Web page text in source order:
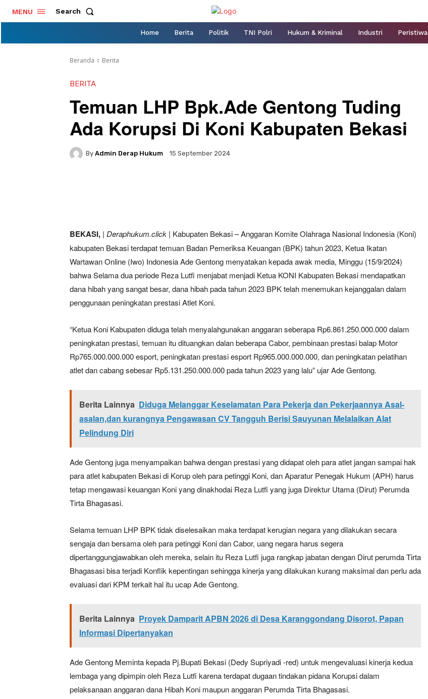
MENU Search
Home Berita Politik TNI Polri Hukum & Kriminal Industri Peristiwa
Beranda Berita
BERITA
Temuan LHP Bpk.Ade Gentong Tuding
Ada Korupsi Di Koni Kabupaten Bekasi
By Admin Derap Hukum 15 September 2024
BEKASI, | Deraphukum.click | Kabupaten Bekasi – Anggaran Komite Olahraga Nasional Indonesia (Koni)
kabupaten Bekasi terdapat temuan Badan Pemeriksa Keuangan (BPK) tahun 2023, Ketua Ikatan
Wartawan Online (Iwo) Indonesia Ade Gentong menyatakan kepada awak media, Minggu (15/9/2024)
bahwa Selama dua periode Reza Lutfi menjabat menjadi Ketua KONI Kabupaten Bekasi mendapatkan
dana hibah yang sangat besar, dana hibah pada tahun 2023 BPK telah menemukan kejanggalan dalam
penggunaan peningkatan prestasi Atlet Koni.
“Ketua Koni Kabupaten diduga telah menyalahgunakan anggaran seberapa Rp6.861.250.000.000 dalam
peningkatan prestasi, temuan itu dituangkan dalan beberapa Cabor, pembinaan prestasi balap Motor
Rp765.000.000.000 esport, peningkatan prestasi esport Rp965.000.000.000, dan peningkatan pelatihan
atlet dan cabang sebesar Rp5.131.250.000.000 pada tahun 2023 yang lalu” ujar Ade Gentong.
Berita Lainnya Diduga Melanggar Keselamatan Para Pekerja dan Pekerjaannya Asal-
asalan,dan kurangnya Pengawasan CV Tangguh Berisi Sauyunan Melalaikan Alat
Pelindung Diri
Ade Gentong juga menyampaikan bahwa dengan prestasi yang didapat oleh para atlet jangan sampai hak
para atlet kabupaten Bekasi di Korup oleh para petinggi Koni, dan Aparatur Penegak Hukum (APH) harus
tetap mengawasi keuangan Koni yang dinakhodai Reza Lutfi yang juga Direktur Utama (Dirut) Perumda
Tirta Bhagasasi.
Selama temuan LHP BPK tidak diselesaikan maka terdapat kerugian negara yang dilakukan secara
sengaja dan bersama oleh para petinggi Koni dan Cabor, uang negara harus segera
dipertanggungjawabkan oleh mereka, selain itu Reza Lutfi juga rangkap jabatan dengan Dirut perumda Tirta
Bhagasasi bisa terjadi Konflik kepentingan sehingga kinerja yang dilakukan kurang maksimal dan perlu ada
evaluasi dari KPM terkait hal itu ucap Ade Gentong.
Berita Lainnya Proyek Damparit APBN 2026 di Desa Karanggondang Disorot, Papan
Informasi Dipertanyakan
Ade Gentong Meminta kepada Pj.Bupati Bekasi (Dedy Supriyadi -red) untuk mengevaluasi kinerja kedua
lembaga yang dipimpin oleh Reza Lutfi karena terdapat dugaan tindakan pidana Korupsi dalam
pelaksanaan anggaran dana Hibah Koni maupun anggaran Perumda Tirta Bhagasasi.